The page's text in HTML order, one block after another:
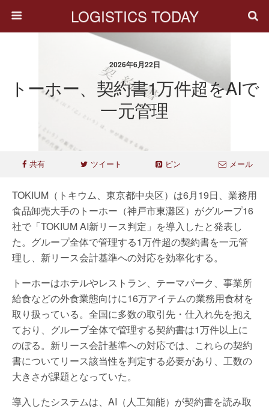
LOGISTICS TODAY
2026年6月22日
トーホー、契約書1万件超をAIで
一元管理
共有 ツイート ピン メール
TOKIUM（トキウム、東京都中央区）は6月19日、業務用
食品卸売大手のトーホー（神戸市東灘区）がグループ16
社で「TOKIUM AI新リース判定」を導入したと発表し
た。グループ全体で管理する1万件超の契約書を一元管
理し、新リース会計基準への対応を効率化する。
トーホーはホテルやレストラン、テーマパーク、事業所
給食などの外食業態向けに16万アイテムの業務用食材を
取り扱っている。全国に多数の取引先・仕入れ先を抱え
ており、グループ全体で管理する契約書は1万件以上に
のぼる。新リース会計基準への対応では、これらの契約
書についてリース該当性を判定する必要があり、工数の
大きさが課題となっていた。
導入したシステムは、AI（人工知能）が契約書を読み取